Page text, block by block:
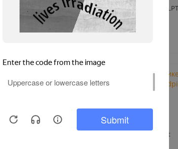
Интерфейс подключения: USB, RS-232, LPT
Ширина печати: 108 мм
Показать полностью
Промышленный термопринтер
B-EX4D2 (B-EX4D2-GS12-QM-R) 203
Артикул: 7553
Класс принтера: промышленный
Интерфейс подключения: USB, Ethernet